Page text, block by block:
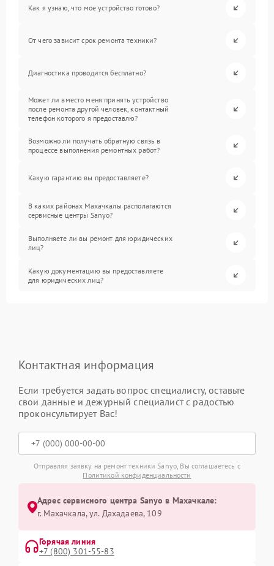
Как я узнаю, что мое устройство готово?
От чего зависит срок ремонта техники?
Диагностика проводится бесплатно?
Может ли вместо меня принять устройство
после ремонта другой человек, контактный
телефон которого я предоставлю?
Возможно ли получать обратную связь в
процессе выполнения ремонтных работ?
Какую гарантию вы предоставляете?
В каких районах Махачкалы располагаются
сервисные центры Sanyo?
Выполняете ли вы ремонт для юридических
лиц?
Какую документацию вы предоставляете
для юридических лиц?
Контактная информация
Если требуется задать вопрос специалисту, оставьте
свои данные и дежурный специалист с радостью
проконсультирует Вас!
Отправляя заявку на ремонт техники Sanyo, Вы соглашаетесь с
Политикой конфиденциальности
Адрес сервисного центра Sanyo в Махачкале:
г. Махачкала, ул. Дахадаева, 109
Горячая линия
+7 (800) 301-55-83